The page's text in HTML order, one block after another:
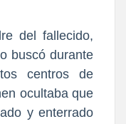
del fallecido,
buscó durante
centros de
ocultaba que
y enterrado